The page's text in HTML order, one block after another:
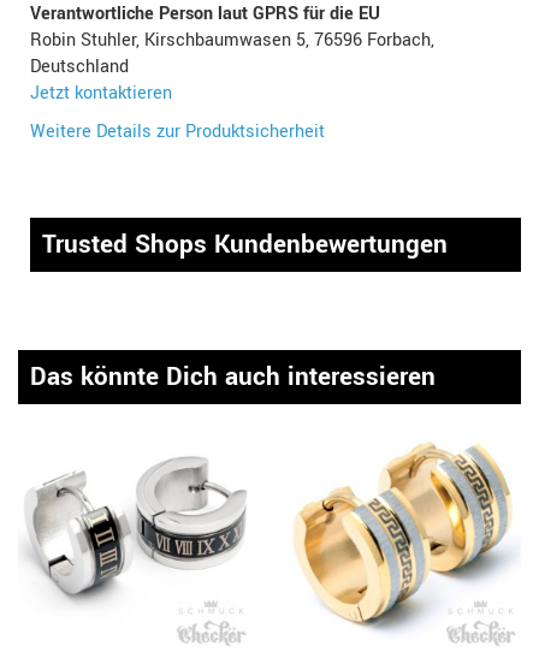
Verantwortliche Person laut GPRS für die EU
Robin Stuhler, Kirschbaumwasen 5, 76596 Forbach,
Deutschland
Jetzt kontaktieren
Weitere Details zur Produktsicherheit
Trusted Shops Kundenbewertungen
Das könnte Dich auch interessieren